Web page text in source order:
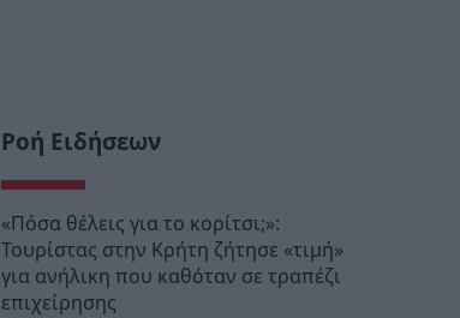
Ροή Ειδήσεων
«Πόσα θέλεις για το κορίτσι;»:
Τουρίστας στην Κρήτη ζήτησε «τιμή»
για ανήλικη που καθόταν σε τραπέζι
επιχείρησης